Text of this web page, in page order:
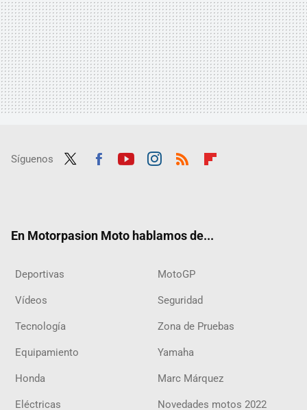
Síguenos
En Motorpasion Moto hablamos de...
Deportivas MotoGP
Vídeos Seguridad
Tecnología Zona de Pruebas
Equipamiento Yamaha
Honda Marc Márquez
Eléctricas Novedades motos 2022